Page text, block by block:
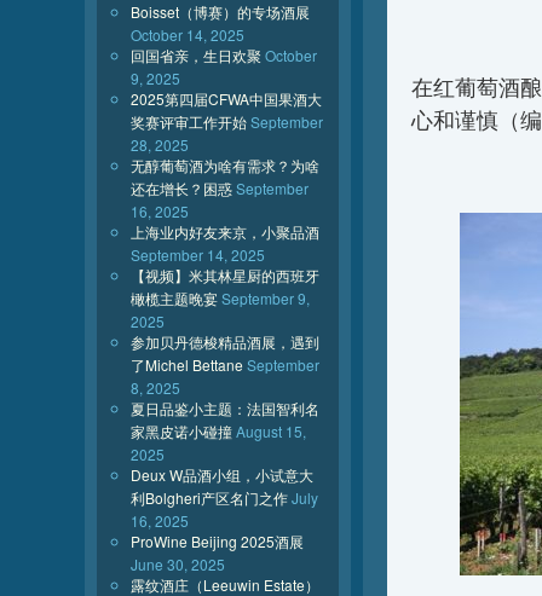
在红葡萄酒
心和谨慎（
Boisset（博赛）的专场酒展
October 14, 2025
回国省亲，生日欢聚 October
9, 2025
2025第四届CFWA中国果酒大
奖赛评审工作开始September
28, 2025
无醇葡萄酒为啥有需求？为啥
还在增长？困惑September
16, 2025
上海业内好友来京，小聚品酒
September 14, 2025
【视频】米其林星厨的西班牙
橄榄主题晚宴September 9,
2025
参加贝丹德梭精品酒展，遇到
了Michel Bettane September
8, 2025
夏日品鉴小主题：法国智利名
家黑皮诺小碰撞August 15,
2025
Deux W品酒小组，小试意大
利Bolgheri产区名门之作July
16, 2025
ProWine Beijing 2025酒展
June 30, 2025
露纹酒庄（Leeuwin Estate）